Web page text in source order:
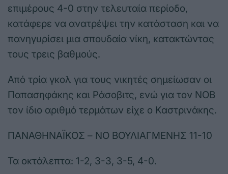
επιμέρους 4-0 στην τελευταία περίοδο,
κατάφερε να ανατρέψει την κατάσταση και να
πανηγυρίσει μια σπουδαία νίκη, κατακτώντας
τους τρεις βαθμούς.
Από τρία γκολ για τους νικητές σημείωσαν οι
Παπασηφάκης και Ράσοβιτς, ενώ για τον ΝΟΒ
τον ίδιο αριθμό τερμάτων είχε ο Καστρινάκης.
ΠΑΝΑΘΗΝΑΪΚΟΣ – ΝΟ ΒΟΥΛΙΑΓΜΕΝΗΣ 11-10
Τα οκτάλεπτα: 1-2, 3-3, 3-5, 4-0.